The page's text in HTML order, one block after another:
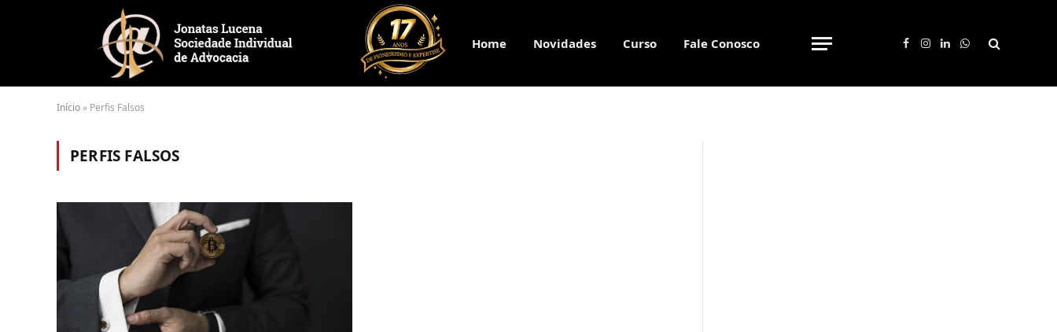
Home Novidades Curso Fale Conosco Facebook
Instagram
LinkedIn
WhatsApp
Início » Perfis Falsos
PERFIS FALSOS